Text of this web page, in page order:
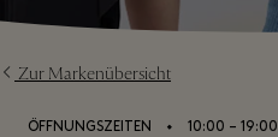
Zur Markenübersicht
ÖFFNUNGSZEITEN ⬩ 10:00 – 19:00